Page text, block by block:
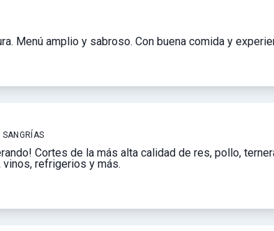
Menú amplio y sabroso. Con buena comida y
Cortes de la más alta calidad de res, pollo,
refrigerios y más.